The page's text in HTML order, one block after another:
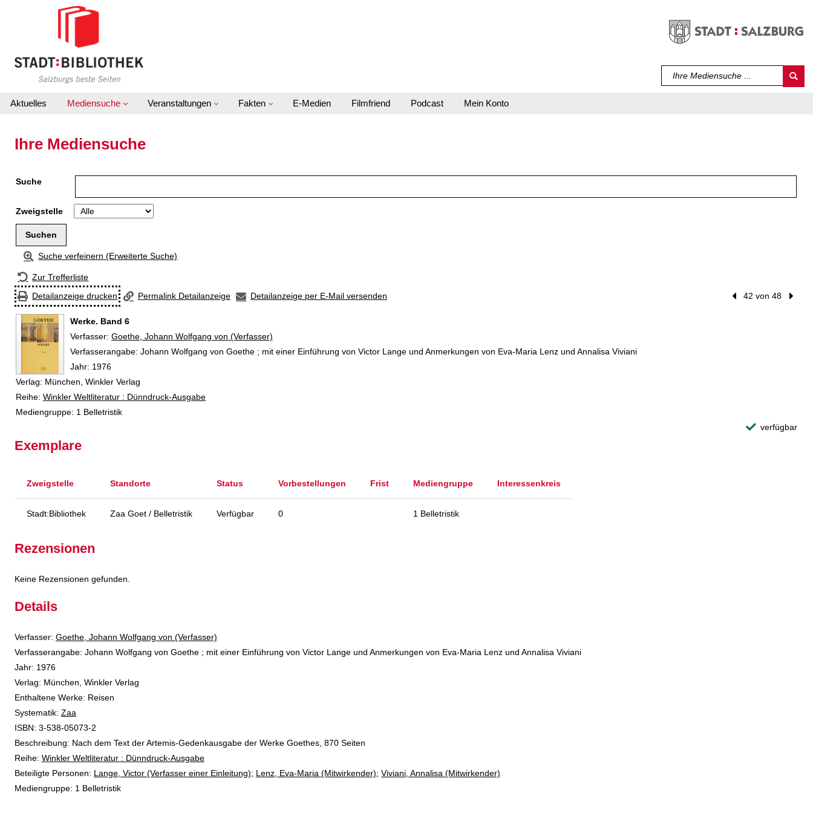
Zur Detailanzeige springen
Sprache auswählen
Aktuelles Mediensuche Veranstaltungen Fakten E-Medien Filmfriend Podcast Mein Konto
Ihre Mediensuche
Suche
Zweigstelle
Suche verfeinern (Erweiterte Suche)
Zur Trefferliste
Detailanzeige drucken
Permalink Detailanzeige Detailanzeige per E-Mail versenden Vorheriger Treffer
42 von 48
Werke. Band 6
Verfasser: Suche nach diesem Verfasser
Goethe, Johann Wolfgang von (Verfasser)
Verfasserangabe: Johann Wolfgang von Goethe ; mit einer Einführung von Victor Lange und Anmerkungen von Eva-Maria Lenz und Annalisa Viviani
Jahr: 1976
Verlag: München, Winkler Verlag
Reihe: Winkler Weltliteratur : Dünndruck-Ausgabe
Mediengruppe: 1 Belletristik
verfügbar
Exemplare
Zweigstelle Standorte Status Vorbestellungen Frist Mediengruppe Interessenkreis
Stadt:Bibliothek Zaa Goet / Belletristik Verfügbar 0 1 Belletristik
Rezensionen
Keine Rezensionen gefunden.
Details
Verfasser: Suche nach diesem Verfasser
Goethe, Johann Wolfgang von (Verfasser)
Verfasserangabe: Johann Wolfgang von Goethe ; mit einer Einführung von Victor Lange und Anmerkungen von Eva-Maria Lenz und Annalisa Viviani
Jahr: 1976
Verlag: München, Winkler Verlag
Enthaltene Werke: Reisen
opens in new tab
Diesen Link in neuem Tab öffnen
Systematik: Suche nach dieser Systematik
Zaa
Suche nach diesem Interessenskreis
ISBN: 3-538-05073-2
Beschreibung: Nach dem Text der Artemis-Gedenkausgabe der Werke Goethes, 870 Seiten
Reihe: Winkler Weltliteratur : Dünndruck-Ausgabe
Beteiligte Personen: Suche nach dieser Beteiligten Person
Lange, Victor (Verfasser einer Einleitung); Lenz, Eva-Maria (Mitwirkender); Viviani, Annalisa (Mitwirkender)
Mediengruppe: 1 Belletristik